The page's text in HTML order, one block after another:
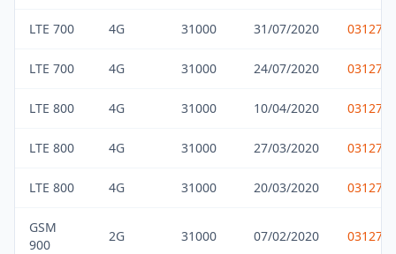
LTE 700 4G 31000 31/07/2020
LTE 700 4G 31000 24/07/2020
LTE 800 4G 31000 10/04/2020
LTE 800 4G 31000 27/03/2020
LTE 800 4G 31000 20/03/2020
GSM
900
2G 31000 07/02/2020